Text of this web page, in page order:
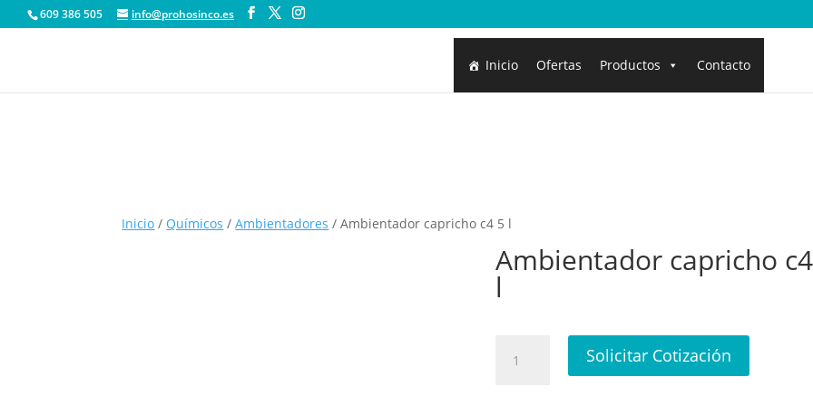
609 386 505 info@prohosinco.es
Inicio Ofertas Productos Contacto
Inicio / Químicos /Ambientadores / Ambientador capricho c4 5 l
Ambientador capricho
l
capricho
Solicitar Cotización